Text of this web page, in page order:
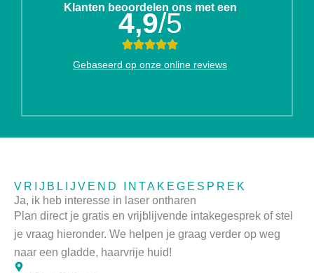
Klanten beoordelen ons met een
4,9/5
Gebaseerd op onze online reviews
VRIJBLIJVEND INTAKEGESPREK
Ja, ik heb interesse in laser ontharen
Plan direct je gratis en vrijblijvende intakegesprek of stel
je vraag hieronder. We helpen je graag verder op weg
naar een gladde, haarvrije huid!